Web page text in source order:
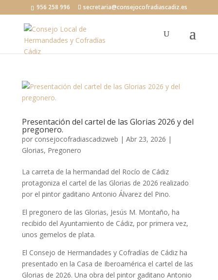
956 258 996 secretaria@consejocofradiascadiz.es
Presentación del cartel de las Glorias 2026 y del
pregonero.
por consejocofradiascadizweb | Abr 23, 2026 |
Glorias, Pregonero
La carreta de la hermandad del Rocío de Cádiz
protagoniza el cartel de las Glorias de 2026 realizado
por el pintor gaditano Antonio Álvarez del Pino.
El pregonero de las Glorias, Jesús M. Montaño, ha
recibido del Ayuntamiento de Cádiz, por primera vez,
unos gemelos de plata.
El Consejo de Hermandades y Cofradías de Cádiz ha
presentado en la Casa de Iberoamérica el cartel de las
Glorias de 2026. Una obra del pintor gaditano Antonio